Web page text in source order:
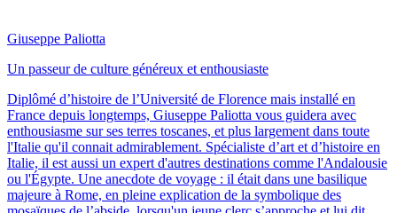
Giuseppe Paliotta
Un passeur de culture généreux et enthousiaste
Diplômé d’histoire de l’Université de Florence mais installé en
France depuis longtemps, Giuseppe Paliotta vous guidera avec
enthousiasme sur ses terres toscanes, et plus largement dans toute
l'Italie qu'il connait admirablement. Spécialiste d’art et d’histoire en
Italie, il est aussi un expert d'autres destinations comme l'Andalousie
ou l'Égypte. Une anecdote de voyage : il était dans une basilique
majeure à Rome, en pleine explication de la symbolique des